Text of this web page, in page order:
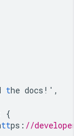
the docs!' ,
{
ttps : //